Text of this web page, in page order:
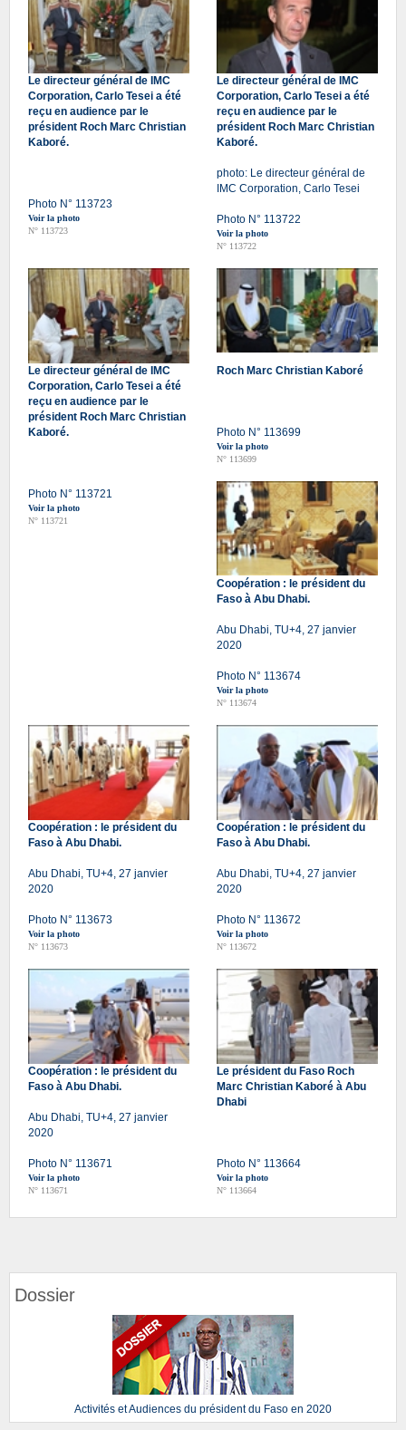
Le directeur général de IMC
Corporation, Carlo Tesei a été
reçu en audience par le
président Roch Marc Christian
Kaboré.
Photo N° 113723
Voir la photo
N° 113723
Le directeur général de IMC
Corporation, Carlo Tesei a été
reçu en audience par le
président Roch Marc Christian
Kaboré.
photo: Le directeur général de
IMC Corporation, Carlo Tesei
Photo N° 113722
Voir la photo
N° 113722
Le directeur général de IMC
Corporation, Carlo Tesei a été
reçu en audience par le
président Roch Marc Christian
Kaboré.
Photo N° 113721
Voir la photo
N° 113721
Roch Marc Christian Kaboré
Photo N° 113699
Voir la photo
N° 113699
Coopération : le président du
Faso à Abu Dhabi.
Abu Dhabi, TU+4, 27 janvier
2020
Photo N° 113674
Voir la photo
N° 113674
Coopération : le président du
Faso à Abu Dhabi.
Abu Dhabi, TU+4, 27 janvier
2020
Photo N° 113673
Voir la photo
N° 113673
Coopération : le président du
Faso à Abu Dhabi.
Abu Dhabi, TU+4, 27 janvier
2020
Photo N° 113672
Voir la photo
N° 113672
Coopération : le président du
Faso à Abu Dhabi.
Abu Dhabi, TU+4, 27 janvier
2020
Photo N° 113671
Voir la photo
N° 113671
Le président du Faso Roch
Marc Christian Kaboré à Abu
Dhabi
Photo N° 113664
Voir la photo
N° 113664
Dossier
Activités et Audiences du président du Faso en 2020